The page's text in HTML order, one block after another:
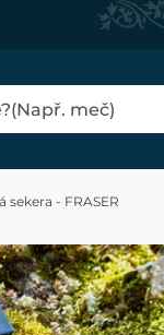
sekera - FRASER